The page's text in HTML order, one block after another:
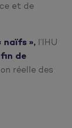
et de
naïfs », l’IHU
de
réelle des